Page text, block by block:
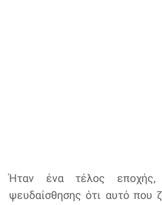
Ήταν ένα τέλος
ψευδαίσθησης ότι αυτό που